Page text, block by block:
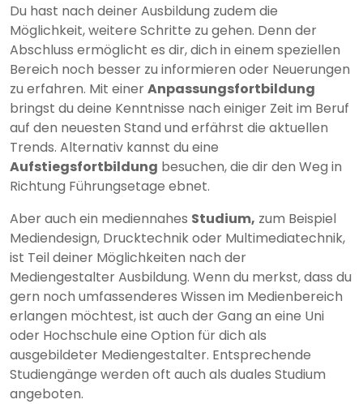
Du hast nach deiner Ausbildung zudem die
Möglichkeit, weitere Schritte zu gehen. Denn der
Abschluss ermöglicht es dir, dich in einem speziellen
Bereich noch besser zu informieren oder Neuerungen
zu erfahren. Mit einerAnpassungsfortbildung
bringst du deine Kenntnisse nach einiger Zeit im Beruf
auf den neuesten Stand und erfährst die aktuellen
Trends. Alternativ kannst du eine
Aufstiegsfortbildung besuchen, die dir den Weg in
Richtung Führungsetage ebnet.
Aber auch ein mediennahes Studium, zum Beispiel
Mediendesign, Drucktechnik oder Multimediatechnik,
ist Teil deiner Möglichkeiten nach der
Mediengestalter Ausbildung. Wenn du merkst, dass du
gern noch umfassenderes Wissen im Medienbereich
erlangen möchtest, ist auch der Gang an eine Uni
oder Hochschule eine Option für dich als
ausgebildeter Mediengestalter. Entsprechende
Studiengänge werden oft auch als duales Studium
angeboten.